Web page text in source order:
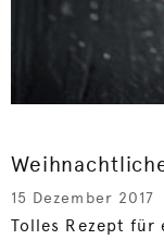
15 Dezember 2017
Tolles Rezept